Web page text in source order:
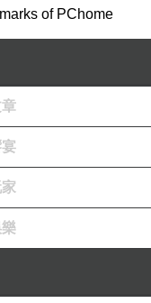
份子
頭爛額了
入
of PChome